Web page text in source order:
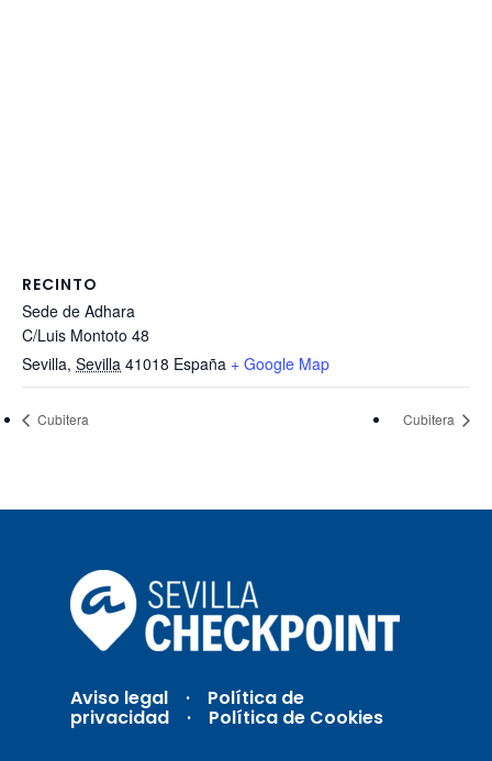
RECINTO
Sede de Adhara
C/Luis Montoto 48
Sevilla, Sevilla 41018 España + Google Map
Cubitera Cubitera
Aviso legal · Política de
privacidad · Política de Cookies